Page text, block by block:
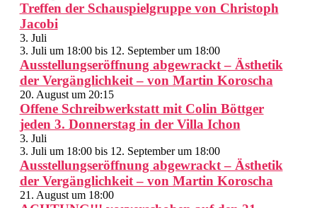
Treffen der Schauspielgruppe von Christoph
Jacobi
3. Juli
3. Juli um 18:00bis 12. September um 18:00
Ausstellungseröffnung abgewrackt – Ästhetik
der Vergänglichkeit – von Martin Koroscha
20. August um 20:15
Offene Schreibwerkstatt mit Colin Böttger
jeden 3. Donnerstag in der Villa Ichon
3. Juli
3. Juli um 18:00bis 12. September um 18:00
Ausstellungseröffnung abgewrackt – Ästhetik
der Vergänglichkeit – von Martin Koroscha
21. August um 18:00